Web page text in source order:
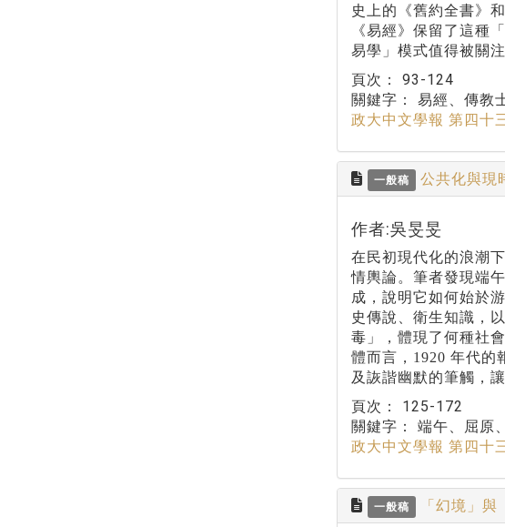
史上的《舊約全書》
《易經》保留了這種
易學」模式值得被關注
頁次： 93-124
關鍵字： 易經、傳教
政大中文學報 第四十
一般稿 公共化與現
作者:吳旻旻
在民初現代化的浪潮
情輿論。筆者發現端
成，說明它如何始於
史傳說、衛生知識，
毒」，體現了何種社
體而言，1920 年代的
及詼諧幽默的筆觸，
頁次： 125-172
關鍵字： 端午、屈原
政大中文學報 第四十
一般稿 「幻境」